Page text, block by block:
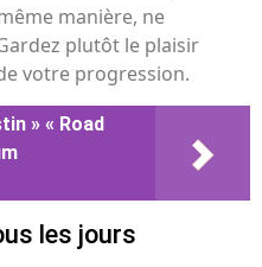
manière, ne
plutôt le plaisir
votre progression.
» « Road
les jours